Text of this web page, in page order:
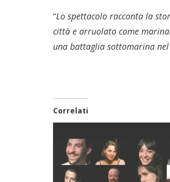
“Lo spettacolo racconta la
città e arruolato come
una battaglia sottomarina
Correlati